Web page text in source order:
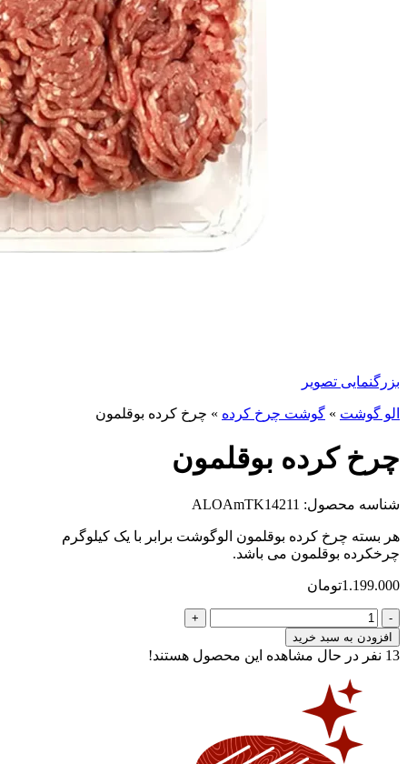
بزرگنمایی تصویر
الو گوشت » گوشت چرخ کرده » چرخ کرده بوقلمون
چرخ کرده بوقلمون
شناسه محصول: ALOAmTK14211
هر بسته چرخ کرده بوقلمون الوگوشت برابر با یک کیلوگرم
چرخکرده بوقلمون می باشد.
1.199.000تومان
چرخ
کرده
بوقلمون
عدد
افزودن به سبد خرید
13 نفر در حال مشاهده این محصول هستند!